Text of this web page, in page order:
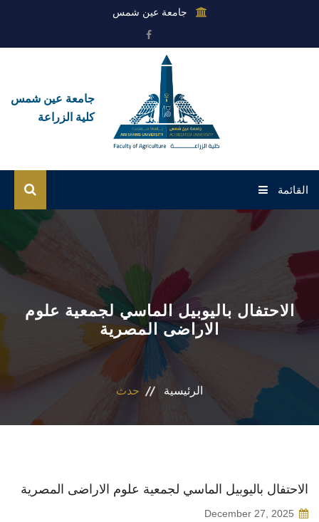
جامعة عين شمس
جامعة عين شمس
كلية الزراعة
القائمة
القطاعات
المراكز والوحدات
البرامج الدراسية
الاحتفال باليوبيل الماسي لجمعية علوم
الاراضى المصرية
الرئيسية حدث
الاحتفال باليوبيل الماسي لجمعية علوم الاراضى المصرية
December 27, 2025